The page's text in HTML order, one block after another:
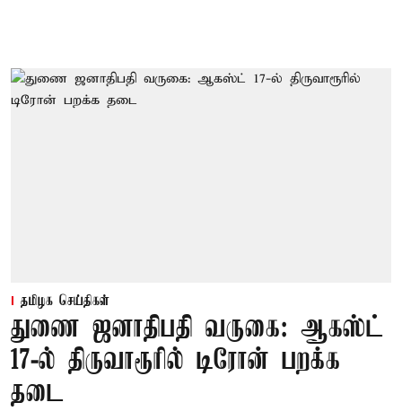
தமிழக செய்திகள்
துணை ஜனாதிபதி வருகை: ஆகஸ்ட்
17-ல் திருவாரூரில் டிரோன் பறக்க
தடை